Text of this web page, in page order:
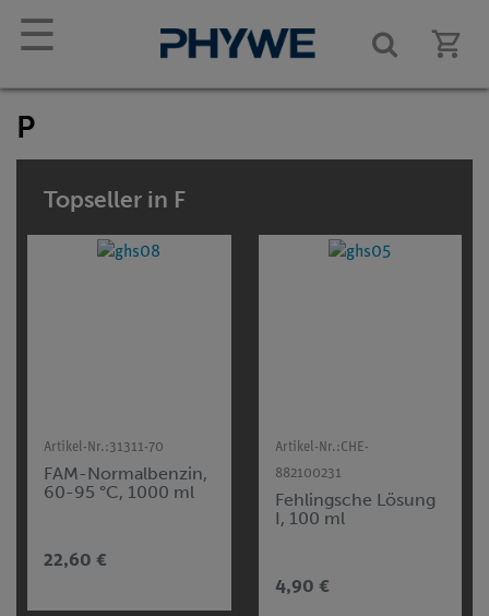
☰
P
Topseller in F
Artikel-Nr.:31311-70
FAM-Normalbenzin,
60-95 °C, 1000 ml
22,60 €
Artikel-Nr.:CHE-
882100231
Fehlingsche Lösung
I, 100 ml
4,90 €